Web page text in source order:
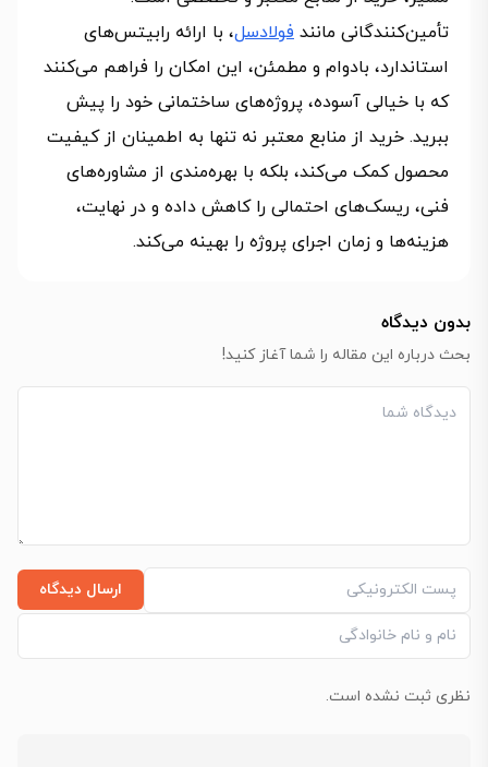
تأمین‌کنندگانی مانند فولادسل، با ارائه رابیتس‌های
استاندارد، بادوام و مطمئن، این امکان را فراهم می‌کنند
که با خیالی آسوده، پروژه‌های ساختمانی خود را پیش
ببرید. خرید از منابع معتبر نه تنها به اطمینان از کیفیت
محصول کمک می‌کند، بلکه با بهره‌مندی از مشاوره‌های
فنی، ریسک‌های احتمالی را کاهش داده و در نهایت،
هزینه‌ها و زمان اجرای پروژه را بهینه می‌کند.
بدون دیدگاه
بحث درباره این مقاله را شما آغاز کنید!
ارسال دیدگاه
نظری ثبت نشده است.